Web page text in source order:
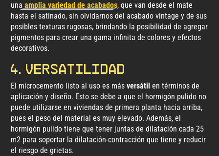
unaamplia variedad de acabados, que van desde el mate
hasta el satinado, sin olvidarnos del acabado vintage y de sus
posibles texturas rugosas, brindando la posibilidad de agregar
pigmentos para crear una gama infinita de colores y efectos
decorativos.
4. Versatilidad
El microcemento listo al uso es másversátil en términos de
aplicación y diseño. Esto se debe a que el hormigón pulido no
puede utilizarse en viviendas de primera planta hacia arriba,
pues el peso del material es muy elevado. Además, el
hormigón pulido tiene que tener juntas de dilatación cada 25
m2 para soportar la dilatación-contracción que tiene y reducir
el riesgo de grietas.